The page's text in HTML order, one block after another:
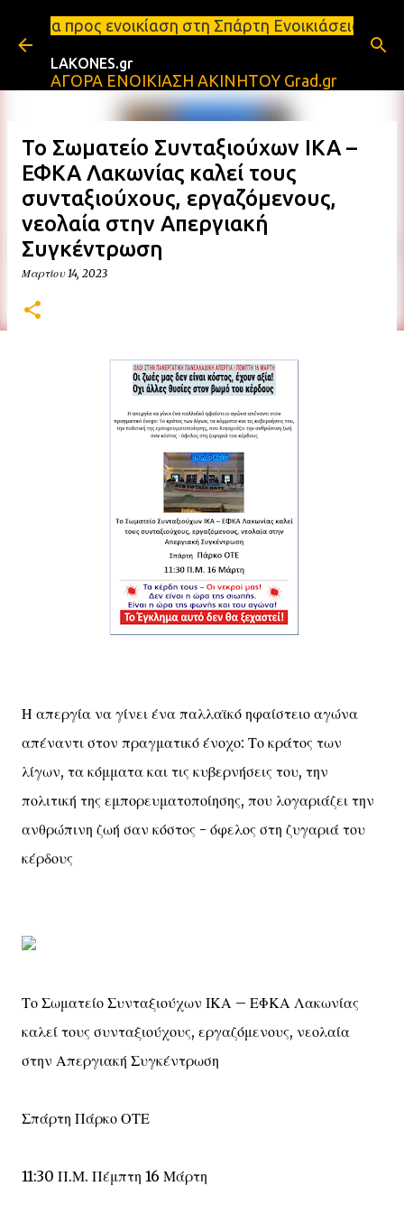
Μετάβαση στο κύριο περιεχόμενο
στη Σπάρτη Ενοικιάσεις
LAKONES.gr
ΑΓΟΡΑ ΕΝΟΙΚΙΑΣΗ ΑΚΙΝΗΤΟΥ Grad.gr
Το Σωματείο Συνταξιούχων ΙΚΑ –
ΕΦΚΑ Λακωνίας καλεί τους
συνταξιούχους, εργαζόμενους,
νεολαία στην Απεργιακή
Συγκέντρωση
Μαρτίου 14, 2023
Η απεργία να γίνει ένα παλλαϊκό ηφαίστειο αγώνα
απέναντι στον πραγματικό ένοχο: Το κράτος των
λίγων, τα κόμματα και τις κυβερνήσεις του, την
πολιτική της εμπορευματοποίησης, που λογαριάζει την
ανθρώπινη ζωή σαν κόστος - όφελος στη ζυγαριά του
κέρδους
Το Σωματείο Συνταξιούχων ΙΚΑ – ΕΦΚΑ Λακωνίας
καλεί τους συνταξιούχους, εργαζόμενους, νεολαία
στην Απεργιακή Συγκέντρωση
Σπάρτη Πάρκο ΟΤΕ
11:30 Π.Μ. Πέμπτη 16 Μάρτη